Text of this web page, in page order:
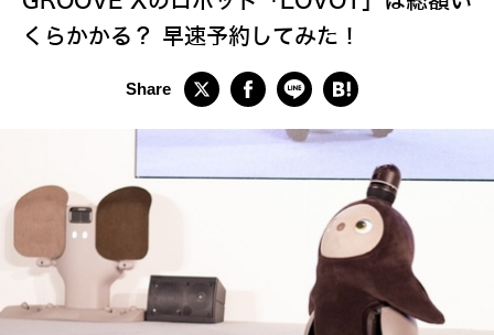
くらかかる？ 早速予約してみた！